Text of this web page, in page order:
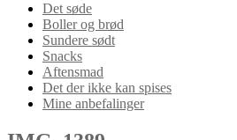
Det søde
Boller og brød
Sundere sødt
Snacks
Aftensmad
Det der ikke kan spises
Mine anbefalinger